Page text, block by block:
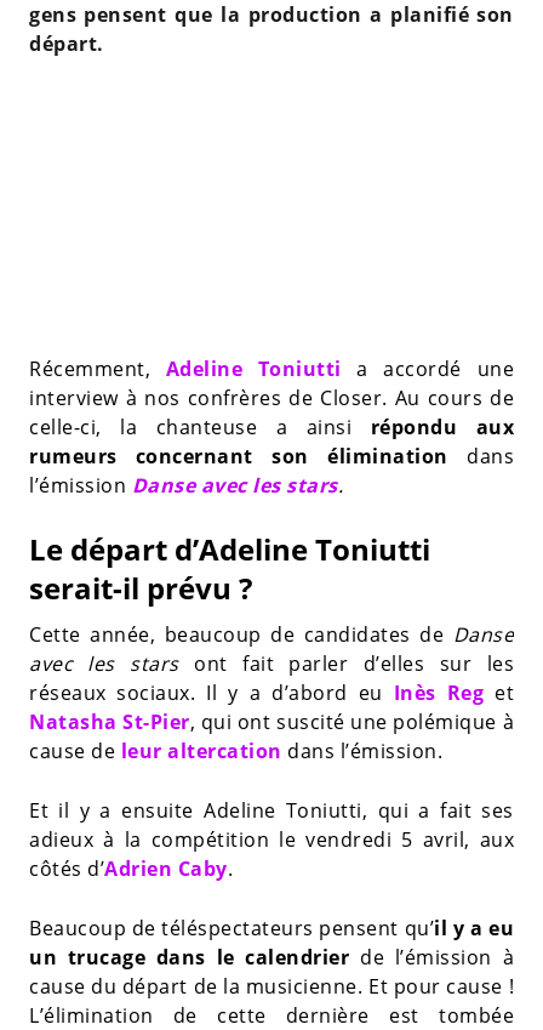
gens pensent que la production a planifié son
départ.
Récemment, Adeline Toniutti a accordé une
interview à nos confrères de Closer. Au cours de
celle-ci, la chanteuse a ainsi répondu aux
rumeurs concernant son élimination dans
l’émission Danse avec les stars.
Le départ d’Adeline Toniutti
serait-il prévu ?
Cette année, beaucoup de candidates de Danse
avec les stars ont fait parler d’elles sur les
réseaux sociaux. Il y a d’abord eu Inès Reg et
Natasha St-Pier, qui ont suscité une polémique à
cause de leur altercation dans l’émission.
Et il y a ensuite Adeline Toniutti, qui a fait ses
adieux à la compétition le vendredi 5 avril, aux
côtés d’Adrien Caby.
Beaucoup de téléspectateurs pensent qu’il y a eu
un trucage dans le calendrier de l’émission à
cause du départ de la musicienne. Et pour cause !
L’élimination de cette dernière est tombée